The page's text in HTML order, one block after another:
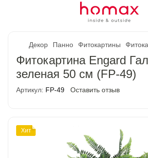
Декор Панно Фитокартины
Фитокартина Engard
зеленая 50 см (FP-49)
Артикул: FP-49 Оставить отзыв
Хит